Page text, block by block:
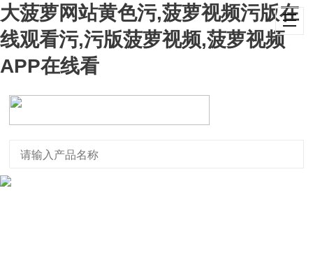
大菠萝网站黄色污,菠萝视频污版在
线观看污,污版菠萝视频,菠萝视频
APP在线看